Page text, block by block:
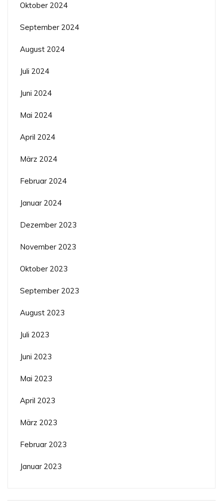
Oktober 2024
September 2024
August 2024
Juli 2024
Juni 2024
Mai 2024
April 2024
März 2024
Februar 2024
Januar 2024
Dezember 2023
November 2023
Oktober 2023
September 2023
August 2023
Juli 2023
Juni 2023
Mai 2023
April 2023
März 2023
Februar 2023
Januar 2023